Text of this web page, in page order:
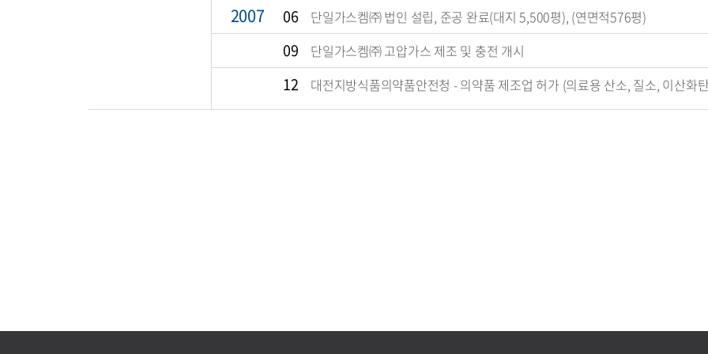
2007 06 단일가스켐㈜ 법인 설립, 준공 완료(대지 5,500평), (연면적576평)
09 단일가스켐㈜ 고압가스 제조 및 충전 개시
12 대전지방식품의약품안전청 - 의약품 제조업 허가 (의료용 산소, 질소, 이산화